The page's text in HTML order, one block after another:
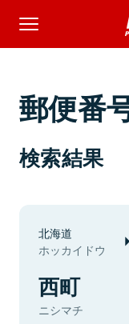
郵便番
検索結果
北海道
ホッカイドウ
西町
ニシマチ